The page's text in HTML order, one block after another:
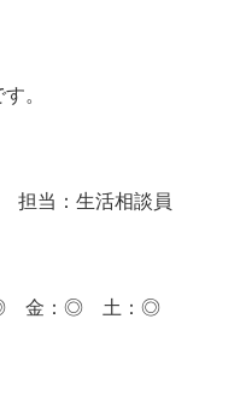
。
当：生活相談員
金：◎ 土：◎